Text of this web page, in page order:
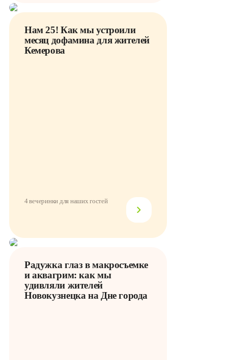
Нам 25! Как мы устроили
месяц дофамина для жителей
Кемерова
4 вечеринки для наших гостей
Радужка глаз в макросъемке
и аквагрим: как мы
удивляли жителей
Новокузнецка на Дне города